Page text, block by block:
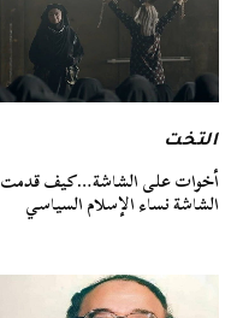
التخت
أخوات على الشاشة…كيف قدمت
الشاشة نساء الإسلام السياسي